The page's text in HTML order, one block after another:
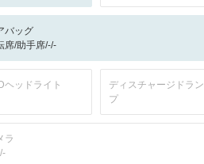
バッグ
席/助手席/-/-
ヘッドライト
ディスチャージドラン
プ
ラ